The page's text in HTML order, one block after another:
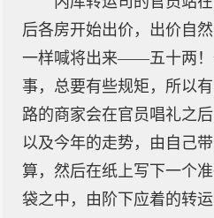
后各房开始出价，出价自
一样喊将出来——五十两
事，总要有些规矩，所以
路的商家会在官员唱礼之
以及今年的走势，由自己
算，然后在纸上写下一个
袋之中，由阶下应着的转